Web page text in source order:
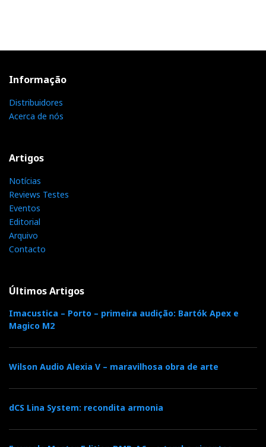
Informação
Distribuidores
Acerca de nós
Artigos
Notícias
Reviews Testes
Eventos
Editorial
Arquivo
Contacto
Últimos Artigos
Imacustica – Porto – primeira audição: Bartók Apex e
Magico M2
Wilson Audio Alexia V – maravilhosa obra de arte
dCS Lina System: recondita armonia